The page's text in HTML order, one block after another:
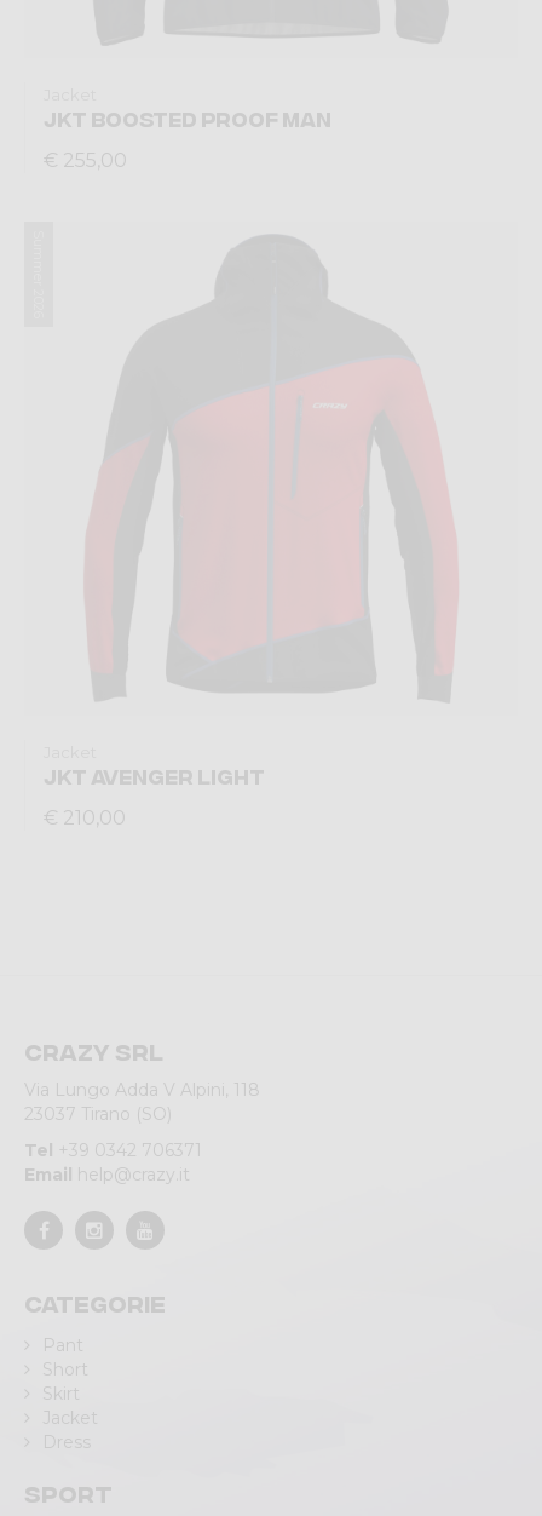
JKT BOOSTED PROOF MAN
€ 255,00
JKT AVENGER LIGHT
€ 210,00
Crazy srl
Via Lungo Adda V Alpini, 118
23037 Tirano (SO)
Tel +39 0342 706371
Email help@crazy.it
Categorie
Pant
Short
Skirt
Jacket
Dress
Sport